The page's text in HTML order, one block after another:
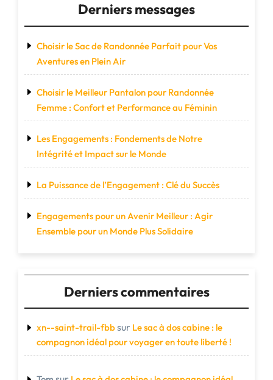
Derniers messages
Choisir le Sac de Randonnée Parfait pour Vos
Aventures en Plein Air
Choisir le Meilleur Pantalon pour Randonnée
Femme : Confort et Performance au Féminin
Les Engagements : Fondements de Notre
Intégrité et Impact sur le Monde
La Puissance de l’Engagement : Clé du Succès
Engagements pour un Avenir Meilleur : Agir
Ensemble pour un Monde Plus Solidaire
Derniers commentaires
xn--saint-trail-fbbsur Le sac à dos cabine : le
compagnon idéal pour voyager en toute liberté !